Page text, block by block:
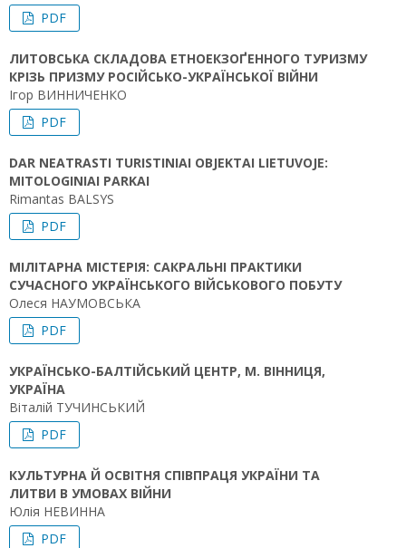
PDF
ЛИТОВСЬКА СКЛАДОВА ЕТНОЕКЗОҐЕННОГО ТУРИЗМУ
КРІЗЬ ПРИЗМУ РОСІЙСЬКО-УКРАЇНСЬКОЇ ВІЙНИ
Ігор ВИННИЧЕНКО
PDF
DAR NEATRASTI TURISTINIAI OBJEKTAI LIETUVOJE:
MITOLOGINIAI PARKAI
Rimantas BALSYS
PDF
МІЛІТАРНА МІСТЕРІЯ: САКРАЛЬНІ ПРАКТИКИ
СУЧАСНОГО УКРАЇНСЬКОГО ВІЙСЬКОВОГО ПОБУТУ
Олеся НАУМОВСЬКА
PDF
УКРАЇНСЬКО-БАЛТІЙСЬКИЙ ЦЕНТР, М. ВІННИЦЯ,
УКРАЇНА
Віталій ТУЧИНСЬКИЙ
PDF
КУЛЬТУРНА Й ОСВІТНЯ СПІВПРАЦЯ УКРАЇНИ ТА
ЛИТВИ В УМОВАХ ВІЙНИ
Юлія НЕВИННА
PDF